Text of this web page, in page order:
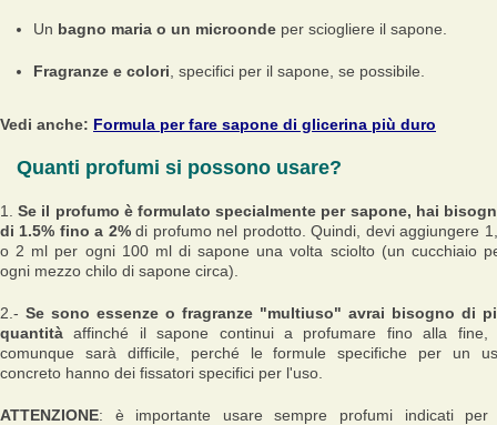
Un bagno maria o un microonde per sciogliere il sapone.
Fragranze e colori , specifici per il sapone, se possibile.
Vedi anche: Formula per fare sapone di glicerina più duro
Quanti profumi si possono usare?
1.Se il profumo è formulato specialmente per sapone, hai
di 1.5% fino a 2% di profumo nel prodotto. Quindi, devi aggiungere
o 2 ml per ogni 100 ml di sapone una volta sciolto (un cucchiaio
ogni mezzo chilo di sapone circa).
2.- Se sono essenze o fragranze "multiuso" avrai bisogno di
quantità affinché il sapone continui a profumare fino alla fine,
comunque sarà difficile, perché le formule specifiche per un
concreto hanno dei fissatori specifici per l'uso.
ATTENZIONE: è importante usare sempre profumi indicati per